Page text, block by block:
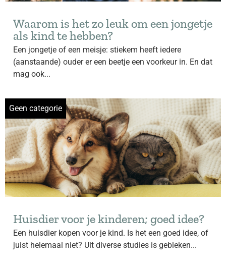
Waarom is het zo leuk om een jongetje
als kind te hebben?
Een jongetje of een meisje: stiekem heeft iedere
(aanstaande) ouder er een beetje een voorkeur in. En dat
mag ook...
Geen categorie
Huisdier voor je kinderen; goed idee?
Een huisdier kopen voor je kind. Is het een goed idee, of
juist helemaal niet? Uit diverse studies is gebleken...